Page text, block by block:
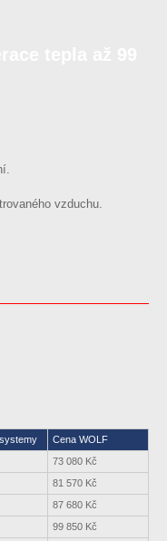
vzduchu.
Cena WOLF
73 080 Kč
81 570 Kč
87 680 Kč
99 850 Kč